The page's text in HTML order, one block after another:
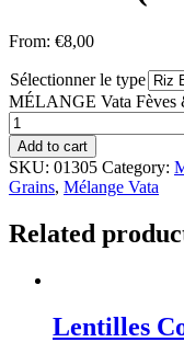
From: €8,00
Sélectionner le type
MÉLANGE Vata Fèves
Add to cart
SKU: 01305 Category:
Grains, Mélange Vata
Related
Lentilles